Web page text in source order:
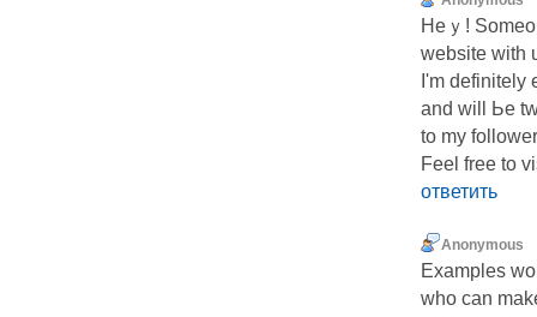
Heｙ!
website with
I'm definitely
and will Ьe
to my
Feel free to
ответить
Anonymous
Examples
who can